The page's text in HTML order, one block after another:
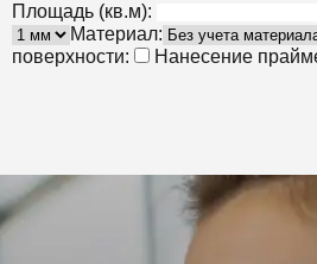
Площадь (кв.м):
Материал:
поверхности:
Нанесение